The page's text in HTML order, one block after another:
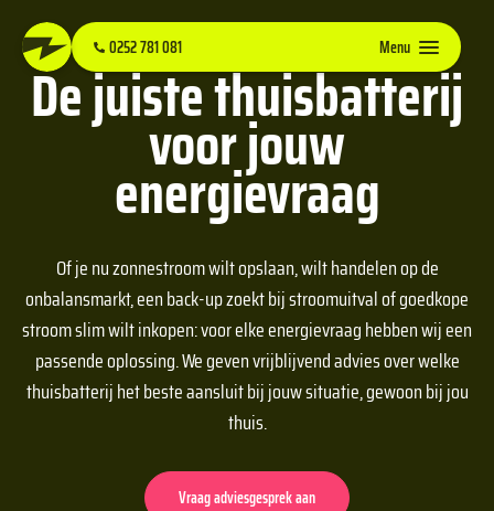
0252 781 081 Menu
De juiste thuisbatterij
voor jouw
energievraag
Of je nu zonnestroom wilt opslaan, wilt handelen op de
onbalansmarkt, een back-up zoekt bij stroomuitval of goedkope
stroom slim wilt inkopen: voor elke energievraag hebben wij een
passende oplossing. We geven vrijblijvend advies over welke
thuisbatterij het beste aansluit bij jouw situatie, gewoon bij jou
thuis.
Vraag adviesgesprek aan